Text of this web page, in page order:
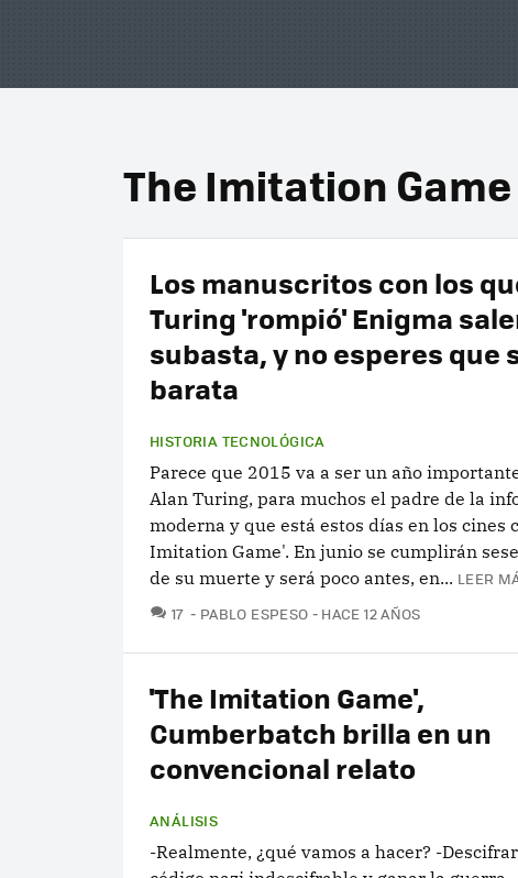
The Imitation
Los manuscritos con los
Turing 'rompió' Enigma
subasta, y no esperes que
barata
HISTORIA TECNOLÓGICA
Parece que 2015 va a ser un año
Alan Turing, para muchos el padre de la
moderna y que está estos días en los cines
Imitation Game'. En junio se cumplirán
de su muerte y será poco antes, en... LEER
17 COMENTARIOS
PABLO ESPESO HACE 12 AÑOS
'The Imitation Game',
Cumberbatch brilla en un
convencional relato
ANÁLISIS
-Realmente, ¿qué vamos a hacer? -